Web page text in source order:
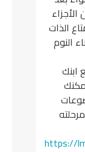
الذات
النوم
ابنك
https://